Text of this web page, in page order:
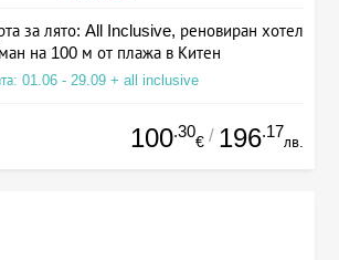
за лято: All Inclusive, реновиран хотел
на 100 м от плажа в Китен
01.06 - 29.09 + all inclusive
100.30
€ / 196.17
лв.